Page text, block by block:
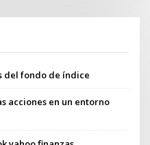
del fondo de índice
acciones en un entorno